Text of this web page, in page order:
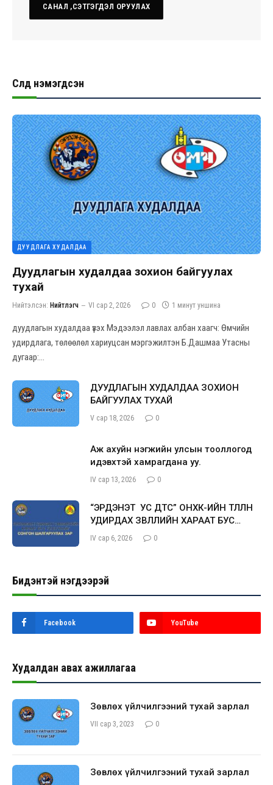
Сүүлд нэмэгдсэн
ДУУДЛАГА ХУДАЛДАА
Дуудлагын худалдаа зохион байгуулах
тухай
Нийтэлсэн: Нийтлэгч VI сар 2, 2026 0 1 минут уншина
дуудлагын худалдаа үзэх Мэдээлэл лавлах албан хаагч: Өмчийн
удирдлага, төлөөлөл хариуцсан мэргэжилтэн Б.Дашмаа Утасны
дугаар:…
ДУУДЛАГЫН ХУДАЛДАА ЗОХИОН
БАЙГУУЛАХ ТУХАЙ
V сар 18, 2026 0
Аж ахуйн нэгжийн улсын тооллогод
идэвхтэй хамрагдана уу.
IV сар 13, 2026 0
“ЭРДЭНЭТ УС ДТС” ОНӨХК-ИЙН ТӨЛӨӨЛӨН
УДИРДАХ ЗӨВЛӨЛИЙН ХАРААТ БУС
ГИШҮҮН СОНГОН ШАЛГАРУУЛАХ ЗАР
IV сар 6, 2026 0
Бидэнтэй нэгдээрэй
Facebook YouTube
Худалдан авах ажиллагаа
Зөвлөх үйлчилгээний тухай зарлал
VII сар 3, 2023 0
Зөвлөх үйлчилгээний тухай зарлал